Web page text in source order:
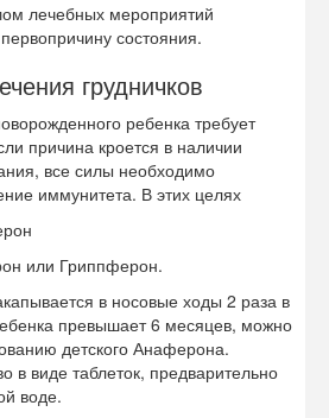
лечебных мероприятий
состояния.
грудничков
ребенка требует
причина кроется в наличии
все силы необходимо
иммунитета. В этих целях
или Гриппферон.
в носовые ходы 2 раза в
превышает 6 месяцев, можно
детского Анаферона.
в виде таблеток, предварительно
воде.